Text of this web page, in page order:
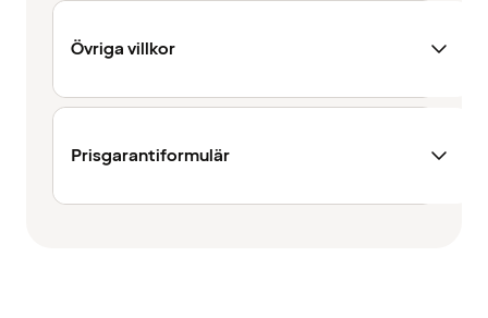
Övriga villkor
Prisgarantiformulär